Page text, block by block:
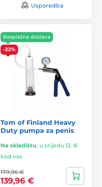
Usporedba
Besplatna dostava
-22%
Tom of Finland Heavy
Duty pumpa za penis
Na skladištu, u srijedu 12. 8.
kod vas
179,96 €
139,96 €